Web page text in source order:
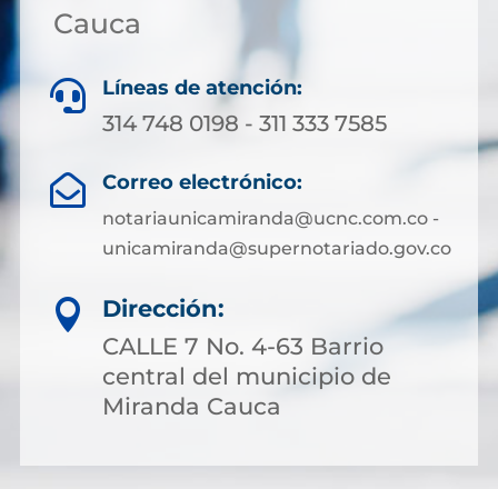
Cauca
 Líneas de atención:
314 748 0198 - 311 333 7585
 Correo electrónico:
notariaunicamiranda@ucnc.com.co -
unicamiranda@supernotariado.gov.co

Dirección:
CALLE 7 No. 4-63 Barrio
central del municipio de
Miranda Cauca